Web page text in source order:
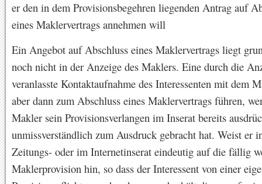
er den in dem Provisionsbegehren liegenden Antrag auf
eines Maklervertrags annehmen will
Ein Angebot auf Abschluss eines Maklervertrags liegt
noch nicht in der Anzeige des Maklers. Eine durch die
veranlasste Kontaktaufnahme des Interessenten mit dem
aber dann zum Abschluss eines Maklervertrags führen,
Makler sein Provisionsverlangen im Inserat bereits
unmissverständlich zum Ausdruck gebracht hat. Weist er
Zeitungs- oder im Internetinserat eindeutig auf die fällig
Maklerprovision hin, so dass der Interessent von einer